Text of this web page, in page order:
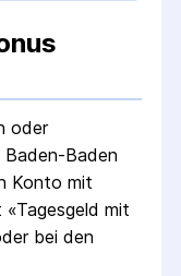
oder
Baden-Baden
Konto mit
mit
bei den